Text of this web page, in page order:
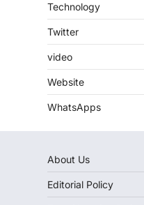
Technology
Twitter
video
Website
WhatsApps
About Us
Editorial Policy